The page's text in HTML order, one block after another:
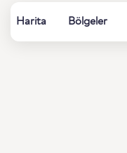
Harita Bölgeler